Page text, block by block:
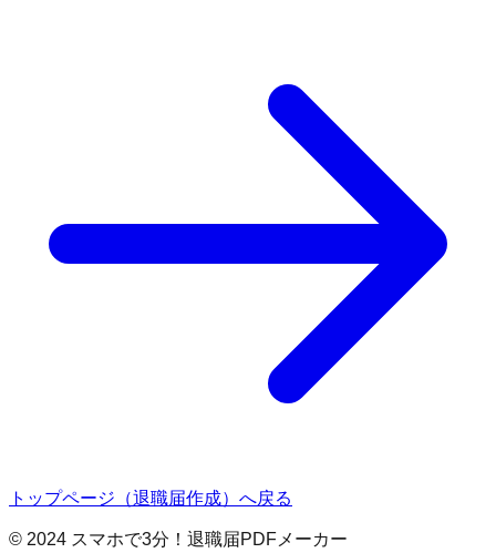
トップページ（退職届作成）へ戻る
© 2024 スマホで3分！退職届PDFメーカー